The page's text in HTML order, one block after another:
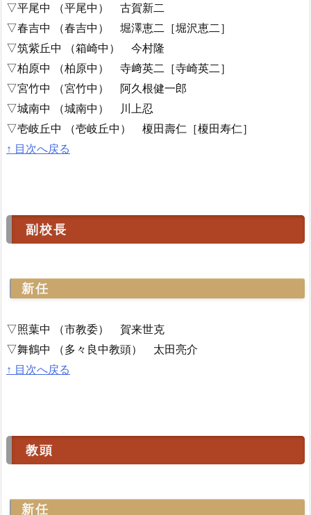
▽平尾中 （平尾中） 古賀新二
▽春吉中 （春吉中） 堀澤恵二［堀沢恵二］
▽筑紫丘中 （箱崎中） 今村隆
▽柏原中 （柏原中） 寺﨑英二［寺崎英二］
▽宮竹中 （宮竹中） 阿久根健一郎
▽城南中 （城南中） 川上忍
▽壱岐丘中 （壱岐丘中） 榎田壽仁［榎田寿仁］
↑ 目次へ戻る
副校長
新任
▽照葉中 （市教委） 賀来世克
▽舞鶴中 （多々良中教頭） 太田亮介
↑ 目次へ戻る
教頭
新任